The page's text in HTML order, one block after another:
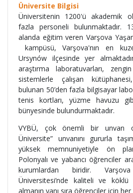
Üniversite Bilgisi
Üniversitenin 1200'ü akademik
fazla personeli bulunmaktadır.
alanda eğitim veren Varşova
kampüsü, Varşova'nın en
Ursynów ilçesinde yer
araştırma laboratuvarları,
sistemlerle çalışan
bulunan 50’den fazla bilgisayar
tenis kortları, yüzme havuzu
bünyesinde bulundurmaktadır.
VYBÜ, çok önemli bir unvan
Üniversite” unvanını gururla
yüksek memnuniyetiyle ön
Polonyalı ve yabancı öğrenciler
kurumlardan biridir.
Üniversitesi’nde kaliteli ve
almanın yanı sıra öğrenciler için her